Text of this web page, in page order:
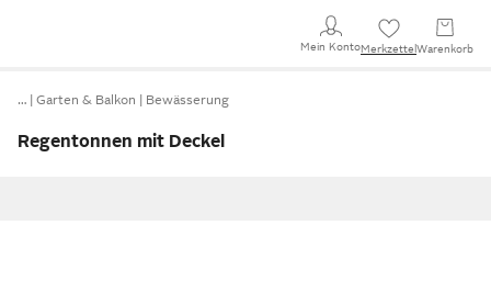
Mein KontoMerkzettel Warenkorb
… Garten & Balkon Bewässerung
Regentonnen mit Deckel